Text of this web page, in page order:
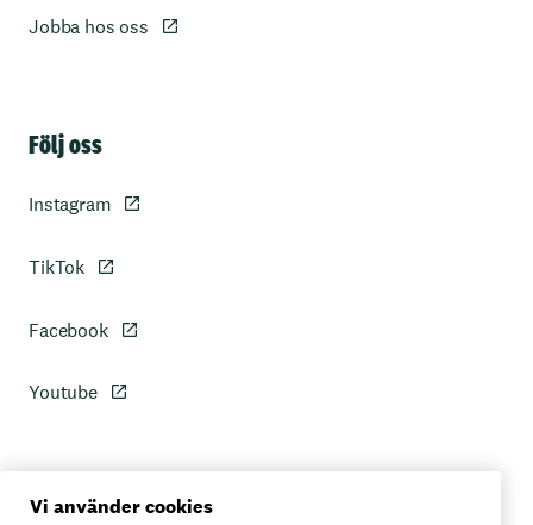
Jobba hos oss
Följ oss
Instagram
TikTok
Facebook
Youtube
Personuppgiftspolicy
Vi använder cookies